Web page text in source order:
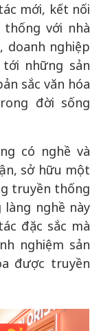
mới, kết nối
với nhà
doanh nghiệp
những sản
sắc văn hóa
đời sống
có nghề và
sở hữu một
truyền thống
nghề này
đặc sắc mà
nghiệm sản
được truyền